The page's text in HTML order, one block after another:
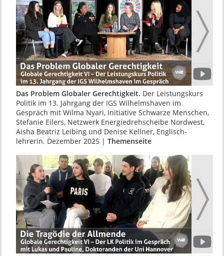
Das Problem Globaler Gerechtigkeit. Der Leis­tungskurs
Politik im 13. Jahrgang der IGS Wil­helms­haven im
Gespräch mit Wilma Nyari, Ini­tiative Schwarze Menschen,
Stefanie Eilers, Netz­werk Energiedrehscheibe Nordwest,
Aisha Beatriz Leibing und Denise Kellner, Englisch­
lehrerin. Dezember 2025 | Themenseite